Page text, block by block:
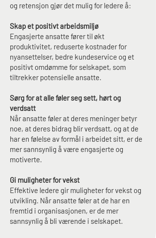
og retensjon gjør det mulig for ledere å:
Skap et positivt arbeidsmiljø
Engasjerte ansatte fører til økt
produktivitet, reduserte kostnader for
nyansettelser, bedre kundeservice og et
positivt omdømme for selskapet, som
tiltrekker potensielle ansatte.
Sørg for at alle føler seg sett, hørt og
verdsatt
Når ansatte føler at deres meninger betyr
noe, at deres bidrag blir verdsatt, og at de
har en følelse av formål i arbeidet sitt, er de
mer sannsynlig å være engasjerte og
motiverte.
Gi muligheter for vekst
Effektive ledere gir muligheter for vekst og
utvikling. Når ansatte føler at de har en
fremtid i organisasjonen, er de mer
sannsynlig å bli værende i selskapet.